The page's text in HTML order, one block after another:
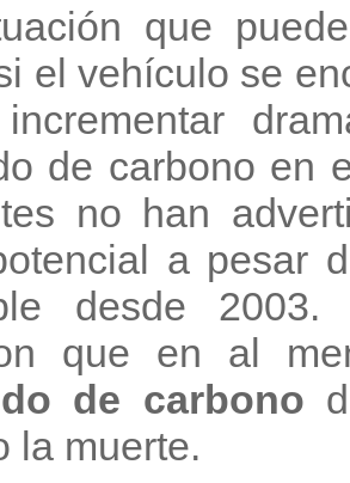
que
el vehículo se
de carbono en
no han
a pesar
desde
que en al
de carbono
la muerte.